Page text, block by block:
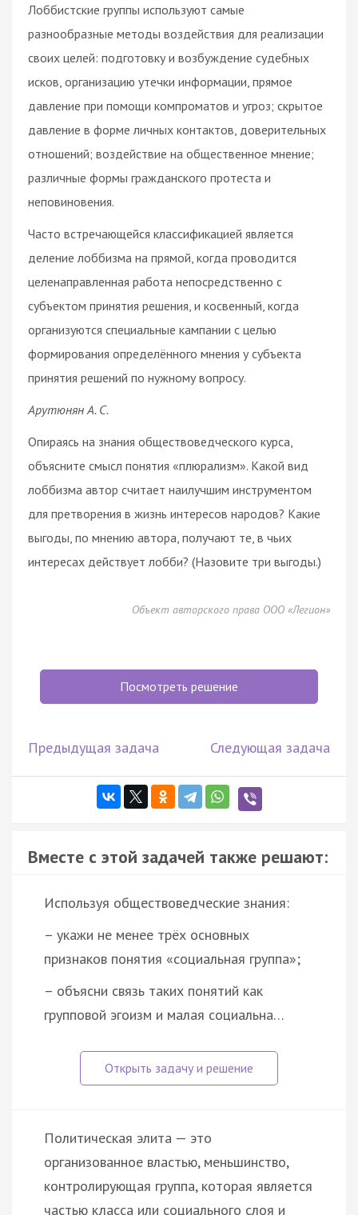
Лоббистские группы используют самые
разнообразные методы воздействия для реализации
своих целей: подготовку и возбуждение судебных
исков, организацию утечки информации, прямое
давление при помощи компроматов и угроз; скрытое
давление в форме личных контактов, доверительных
отношений; воздействие на общественное мнение;
различные формы гражданского протеста и
неповиновения.
Часто встречающейся классификацией является
деление лоббизма на прямой, когда проводится
целенаправленная работа непосредственно с
субъектом принятия решения, и косвенный, когда
организуются специальные кампании с целью
формирования определённого мнения у субъекта
принятия решений по нужному вопросу.
Арутюнян А. С.
Опираясь на знания обществоведческого курса,
объясните смысл понятия «плюрализм». Какой вид
лоббизма автор считает наилучшим инструментом
для претворения в жизнь интересов народов? Какие
выгоды, по мнению автора, получают те, в чьих
интересах действует лобби? (Назовите три выгоды.)
Объект авторского права ООО «Легион»
Посмотреть решение
Предыдущая задача Следующая задача
Вместе с этой задачей также решают:
Используя обществоведческие знания:
– укажи не менее трёх основных
признаков понятия «социальная группа»;
– объясни связь таких понятий как
групповой эгоизм и малая социальна…
Политическая элита — это
организованное властью, меньшинство,
контролирующая группа, которая является
частью класса или социального слоя и